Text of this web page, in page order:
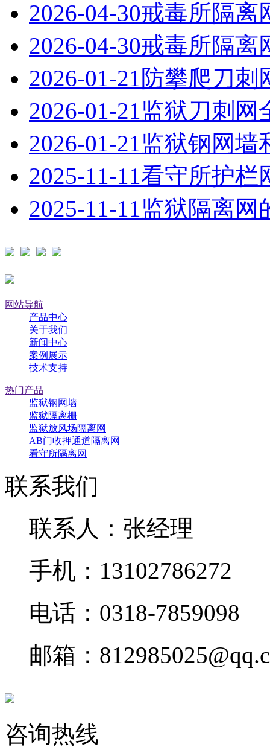
2026-04-30戒毒所隔离
2026-04-30戒毒所隔离
2026-01-21 防攀爬刀刺
2026-01-21监狱刀刺网
2026-01-21监狱钢网墙
2025-11-11看守所护栏
2025-11-11监狱隔离网
网站导航
产品中心
关于我们
新闻中心
案例展示
技术支持
热门产品
监狱钢网墙
监狱隔离栅
监狱放风场隔离网
AB门收押通道隔离网
看守所隔离网
联系我们
联系人：张经理
手机：13102786272
电话：0318-7859098
邮箱：
咨询热线